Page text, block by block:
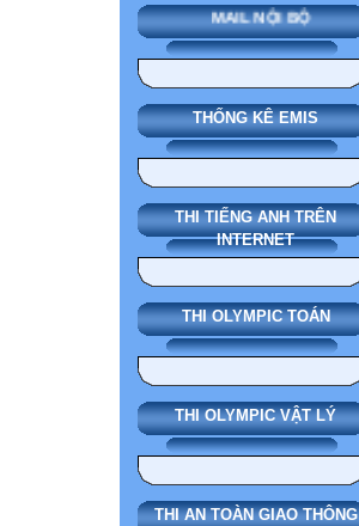
MAIL NỘI BỘ
THỐNG KÊ EMIS
THI TIẾNG ANH TRÊN
INTERNET
THI OLYMPIC TOÁN
THI OLYMPIC VẬT LÝ
THI AN TOÀN GIAO THÔNG